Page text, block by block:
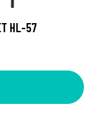
HL-57